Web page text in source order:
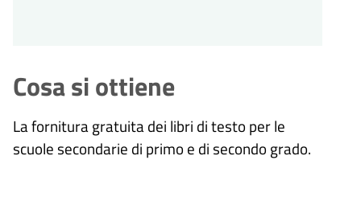
Cosa si ottiene
La fornitura gratuita dei libri di testo per le
scuole secondarie di primo e di secondo grado.